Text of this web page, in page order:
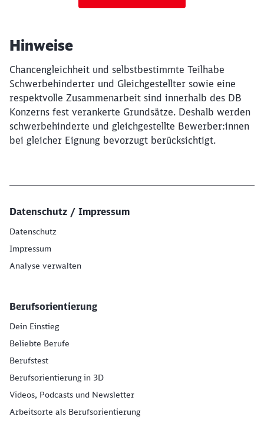
Hinweise
Chancengleichheit und selbstbestimmte Teilhabe
Schwerbehinderter und Gleichgestellter sowie eine
respektvolle Zusammenarbeit sind innerhalb des DB
Konzerns fest verankerte Grundsätze. Deshalb werden
schwerbehinderte und gleichgestellte Bewerber:innen
bei gleicher Eignung bevorzugt berücksichtigt.
Datenschutz / Impressum
Datenschutz
Impressum
Analyse verwalten
Berufsorientierung
Dein Einstieg
Beliebte Berufe
Berufstest
Berufsorientierung in 3D
Videos, Podcasts und Newsletter
Arbeitsorte als Berufsorientierung